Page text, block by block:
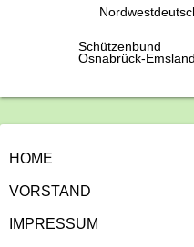
Schützenbund
Osnabrück-
HOME
VORSTAND
IMPRESSUM